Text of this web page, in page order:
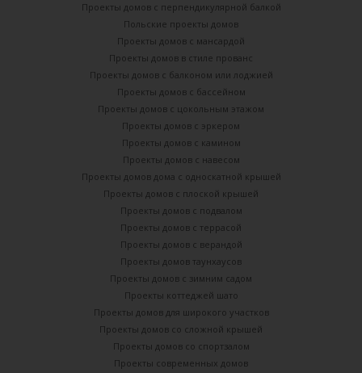
Проекты домов с перпендикулярной балкой
Польские проекты домов
Проекты домов с мансардой
Проекты домов в стиле прованс
Проекты домов с балконом или лоджией
Проекты домов с бассейном
Проекты домов с цокольным этажом
Проекты домов с эркером
Проекты домов с камином
Проекты домов с навесом
Проекты домов дома с односкатной крышей
Проекты домов с плоской крышей
Проекты домов с подвалом
Проекты домов с террасой
Проекты домов с верандой
Проекты домов таунхаусов
Проекты домов с зимним садом
Проекты коттеджей шато
Проекты домов для широкого участков
Проекты домов со сложной крышей
Проекты домов со спортзалом
Проекты современных домов